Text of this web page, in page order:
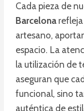
Cada pieza de
Barcelona
artesano,
espacio. La
la utilización de
aseguran que
funcional, sino
auténtica de